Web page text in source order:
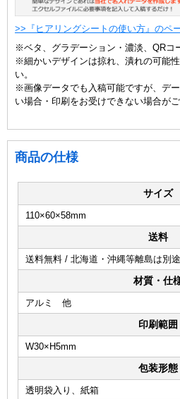
>>『ヒアリングシートの使い方』のペ
※ベタ、グラデーション・濃淡、QRコ
※細かいデザインは掠れ、潰れの可能
い。
※画像データでも入稿可能ですが、デ
い場合・印刷をお受けできない場合がご
商品の仕様
サイズ
110×60×58mm
送料
送料無料 / 北海道・沖縄等離島は別途
材質・仕
アルミ 他
印刷範囲
W30×H5mm
包装形態
透明袋入り、紙箱